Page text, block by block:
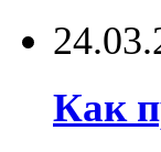
Как